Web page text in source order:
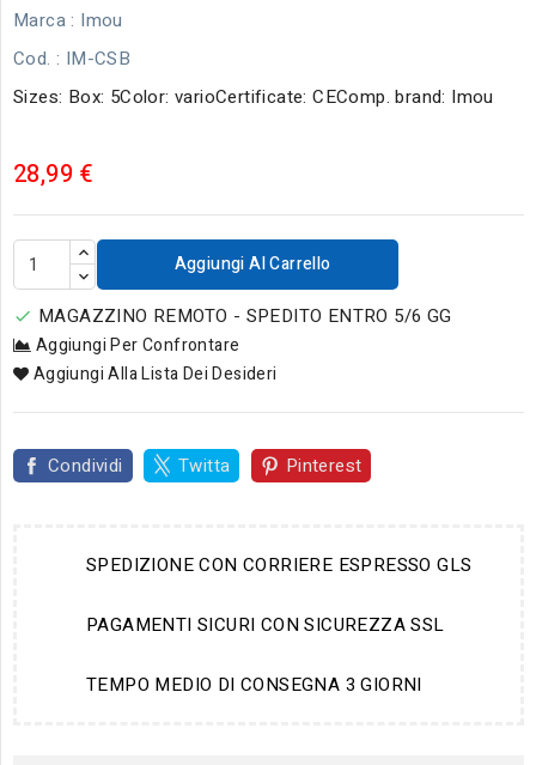
Marca : Imou
Cod. : IM-CSB
Sizes: Box: 5Color: varioCertificate: CEComp. brand: Imou
28,99 €
Aggiungi Al Carrello
 MAGAZZINO REMOTO - SPEDITO ENTRO 5/6 GG
Aggiungi Per Confrontare
Aggiungi Alla Lista Dei Desideri
Condividi Twitta Pinterest
SPEDIZIONE CON CORRIERE ESPRESSO GLS
PAGAMENTI SICURI CON SICUREZZA SSL
TEMPO MEDIO DI CONSEGNA 3 GIORNI